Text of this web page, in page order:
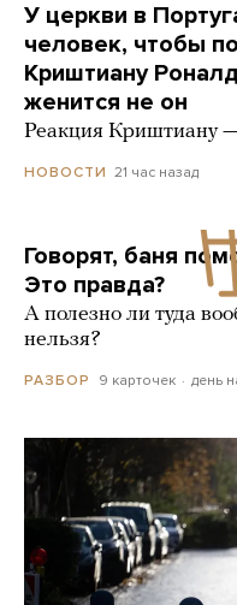
У церкви в
человек, чтобы
Криштиану
женится не он
Реакция Криштиану
НОВОСТИ 21 час назад
Говорят, баня
Это правда?
А полезно ли туда
нельзя?
РАЗБОР 9 карточек день